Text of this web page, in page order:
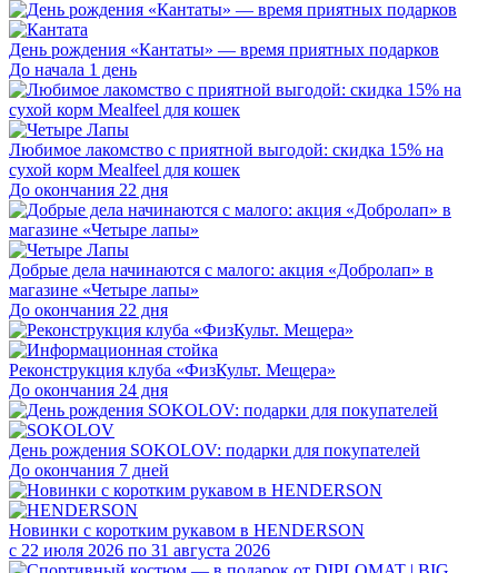
День рождения «Кантаты» — время приятных подарков
До начала 1 день
Любимое лакомство с приятной выгодой: скидка 15% на
сухой корм Mealfeel для кошек
До окончания 22 дня
Добрые дела начинаются с малого: акция «Добролап» в
магазине «Четыре лапы»
До окончания 22 дня
Реконструкция клуба «ФизКульт. Мещера»
До окончания 24 дня
День рождения SOKOLOV: подарки для покупателей
До окончания 7 дней
Новинки с коротким рукавом в HENDERSON
с 22 июля 2026 по 31 августа 2026